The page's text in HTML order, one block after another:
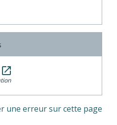
open_in_new
une erreur sur cette page